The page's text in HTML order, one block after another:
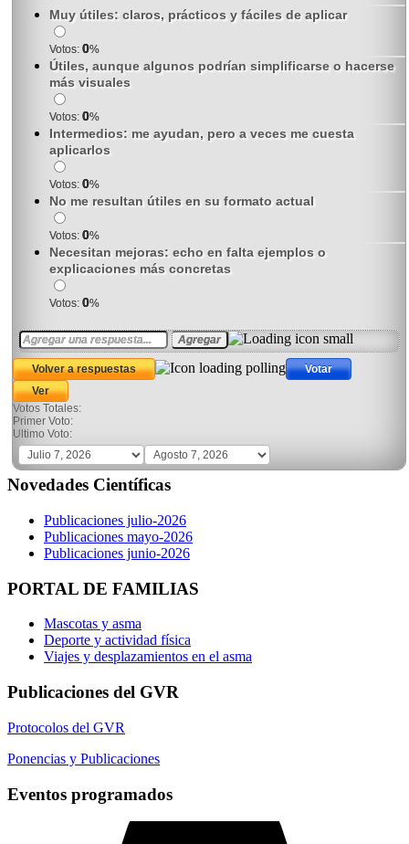
Muy útiles: claros, prácticos y fáciles de aplicar
Votos: 0%
Útiles, aunque algunos podrían simplificarse o hacerse
más visuales
Votos: 0%
Intermedios: me ayudan, pero a veces me cuesta
aplicarlos
Votos: 0%
No me resultan útiles en su formato actual
Votos: 0%
Necesitan mejoras: echo en falta ejemplos o
explicaciones más concretas
Votos: 0%
Votos Totales:
Primer Voto:
Ultimo Voto:
Novedades Científicas
Publicaciones julio-2026
Publicaciones mayo-2026
Publicaciones junio-2026
PORTAL DE FAMILIAS
Mascotas y asma
Deporte y actividad física
Viajes y desplazamientos en el asma
Publicaciones del GVR
Protocolos del GVR
Ponencias y Publicaciones
Eventos programados